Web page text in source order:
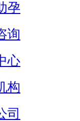
孕
询
心
构
司